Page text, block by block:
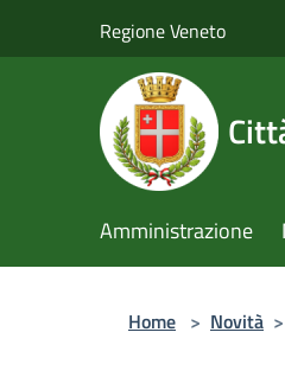
Regione Veneto
Amministrazione
Home > Novità >